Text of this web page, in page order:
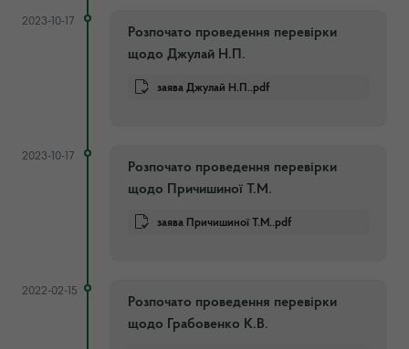
2023-10-17
Розпочато проведення перевірки
щодо Джулай Н.П.
заява Джулай Н.П..pdf
2023-10-17
Розпочато проведення перевірки
щодо Причишиної Т.М.
заява Причишиної Т.М..pdf
2022-02-15
Розпочато проведення перевірки
щодо Грабовенко К.В.